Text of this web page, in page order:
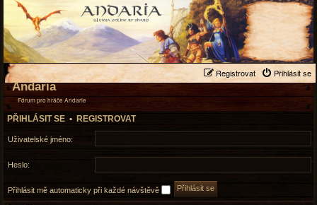
Přihlásit se
Registrovat
Andaria
Fórum pro hráče Andarie
PŘIHLÁSIT SE • REGISTROVAT
Uživatelské jméno:
Heslo:
Přihlásit mě automaticky při každé návštěvě